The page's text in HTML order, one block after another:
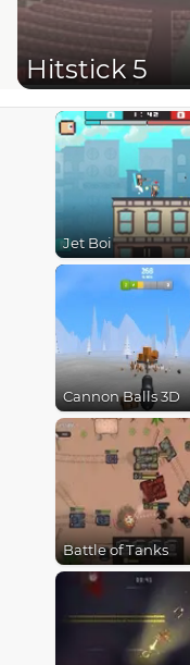
Hitstick 5
Jet Boi
Cannon Balls 3D
Battle of Tanks